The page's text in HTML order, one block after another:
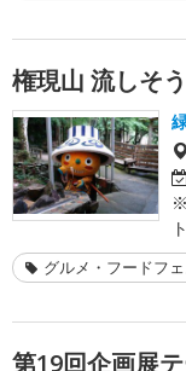
権現山 流しそ
グルメ・フードフ
第19回企画展